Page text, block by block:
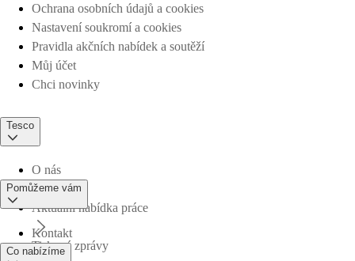
Ochrana osobních údajů a cookies
Nastavení soukromí a cookies
Pravidla akčních nabídek a soutěží
Můj účet
Chci novinky
Tesco
O nás
Aktuální nabídka práce
Tiskové zprávy
Pomůžeme vám
Kontakt
Co nabízíme